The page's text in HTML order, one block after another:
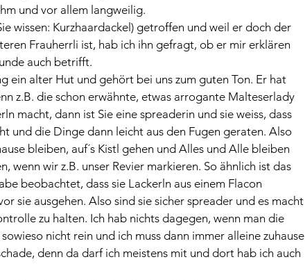
und vor allem langweilig.
wissen: Kurzhaardackel) getroffen und weil er doch der
Frauherrli ist, hab ich ihn gefragt, ob er mir erklären
auch betrifft.
ein alter Hut und gehört bei uns zum guten Ton. Er hat
z.B. die schon erwähnte, etwas arrogante Malteserlady
macht, dann ist Sie eine spreaderin und sie weiss, dass
und die Dinge dann leicht aus den Fugen geraten. Also
bleiben, auf´s Kistl gehen und Alles und Alle bleiben
wenn wir z.B. unser Revier markieren. So ähnlich ist das
beobachtet, dass sie Lackerln aus einem Flacon
sie ausgehen. Also sind sie sicher spreader und es macht
zu halten. Ich hab nichts dagegen, wenn man die
nicht rein und ich muss dann immer alleine zuhause
denn da darf ich meistens mit und dort hab ich auch